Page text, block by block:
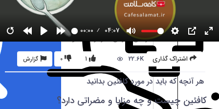
00:00 04:07
اشتراک گذاری 22.6K گزارش 0 1
هر آنچه که باید در مورد کافئین بدانید
کافئین چیست و چه مزایا و مضراتی دارد؟